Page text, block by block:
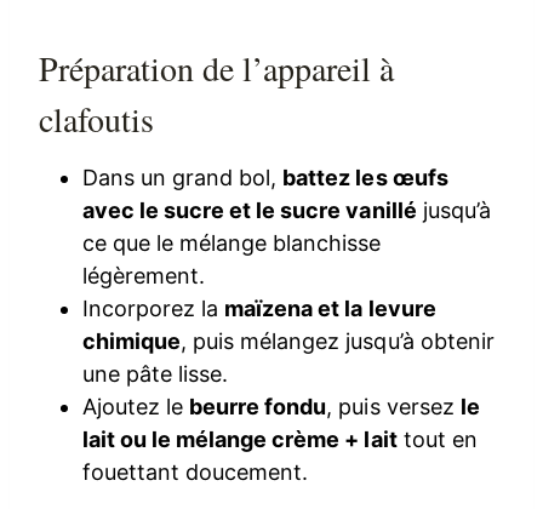
Préparation de l’appareil à
clafoutis
Dans un grand bol, battez les œufs
avec le sucre et le sucre vanillé jusqu’à
ce que le mélange blanchisse
légèrement.
Incorporez la maïzena et la levure
chimique, puis mélangez jusqu’à obtenir
une pâte lisse.
Ajoutez le beurre fondu, puis versez le
lait ou le mélange crème + laittout en
fouettant doucement.